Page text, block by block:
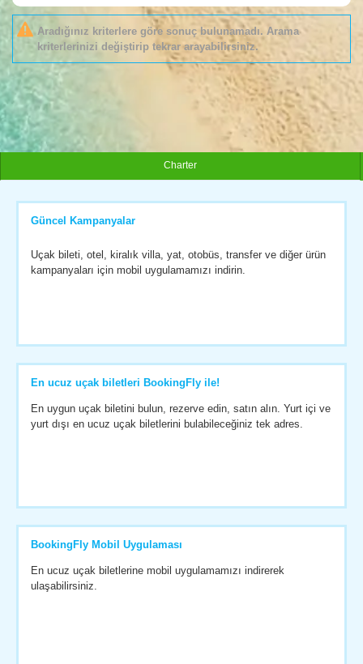
Aradığınız kriterlere göre sonuç bulunamadı. Arama
kriterlerinizi değiştirip tekrar arayabilirsiniz.
Charter
Güncel Kampanyalar
Uçak bileti, otel, kiralık villa, yat, otobüs, transfer ve diğer ürün
kampanyaları için mobil uygulamamızı indirin.
En ucuz uçak biletleri BookingFly ile!
En uygun uçak biletini bulun, rezerve edin, satın alın. Yurt içi ve
yurt dışı en ucuz uçak biletlerini bulabileceğiniz tek adres.
BookingFly Mobil Uygulaması
En ucuz uçak biletlerine mobil uygulamamızı indirerek
ulaşabilirsiniz.